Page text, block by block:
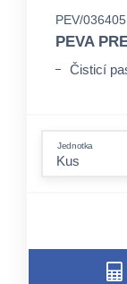
PEV/036405
PEVA
Čisticí
Jednotka